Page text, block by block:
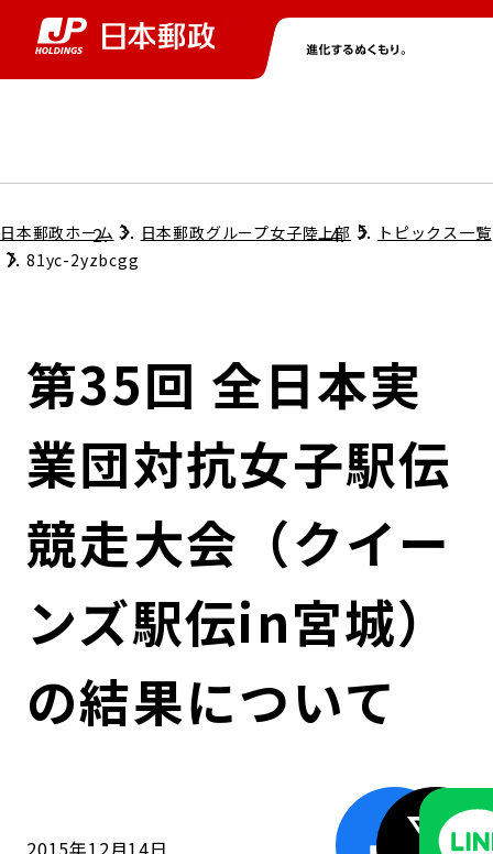
グループ情報トップ
コンプライアンス
ガバナンス
ローカル共創イニシアティブ
関連事業
株主・投資家情報トップ
個人投資家のみなさまへ
株式情報
IRニュース
IRカレンダー
ニューストップ
サステナビリティトップ
担当役員メッセージ
サステナビリティマネジメント
社会
ガバナンス
採用情報トップ
日本郵政ホーム 日本郵政グループ女子陸上部
トピックス一覧
81yc-2yzbcgg
第35回 全日本実
業団対抗女子駅伝
競走大会（クイー
ンズ駅伝in宮城）
の結果について
2015年12月14日